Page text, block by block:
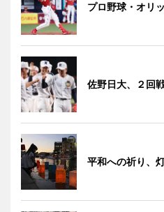
プロ野球・オリ
佐野日大、２回
平和への祈り、